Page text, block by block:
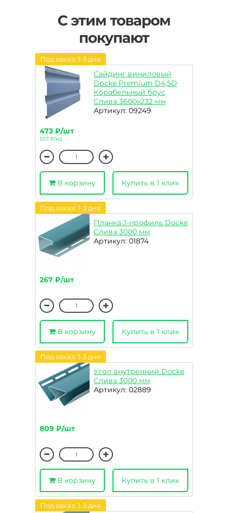
С этим товаром
покупают
Под заказ: 1-3 дня
Сайдинг виниловый
Docke Premium D4,5D
Корабельный брус
Слива 3600х232 мм
Артикул: 09249
473 ₽/шт
557 ₽/м2
В корзину Купить в 1 клик
Под заказ: 1-3 дня
Планка J-профиль Docke
Слива 3000 мм
Артикул: 01874
267 ₽/шт
В корзину Купить в 1 клик
Под заказ: 1-3 дня
Угол внутренний Docke
Слива 3000 мм
Артикул: 02889
809 ₽/шт
В корзину Купить в 1 клик
Под заказ: 1-3 дня